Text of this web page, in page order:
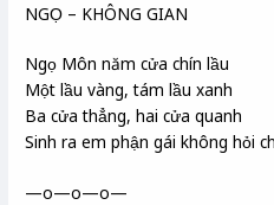
NGỌ – KHÔNG GIAN
Ngọ Môn năm cửa chín lầu
Một lầu vàng, tám lầu xanh
Ba cửa thẳng, hai cửa quanh
Sinh ra em phận gái không hỏi
—o—o—o—